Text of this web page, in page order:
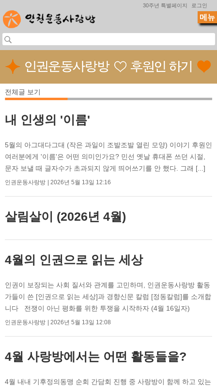
30주년 특별페이지 로그인
전체글 보기
내 인생의 '이름'
5월의 아그대다그대 (작은 과일이 조발조발 열린 모양) 이야기 후원인
여러분에게 '이름'은 어떤 의미인가요? 민선 옛날 휴대폰 쓰던 시절,
문자 보낼 때 글자수가 초과되지 않게 띄어쓰기를 안 했다. 그래 [...]
인권운동사랑방 2026년 5월 13일 12:16
살림살이 (2026년 4월)
4월의 인권으로 읽는 세상
인권이 보장되는 사회 질서와 관계를 고민하며, 인권운동사랑방 활동
가들이 쓴 [인권으로 읽는 세상]과 경향신문 칼럼 [정동칼럼]를 소개합
니다 전쟁이 아닌 평화를 위한 투쟁을 시작하자 (4월 16일자)
인권운동사랑방 2026년 5월 13일 12:08
4월 사랑방에서는 어떤 활동들을?
4월 내내 기후정의동맹 순회 간담회 진행 중 사랑방이 함께 하고 있는
메뉴